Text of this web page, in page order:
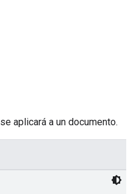
aplicará a un documento.